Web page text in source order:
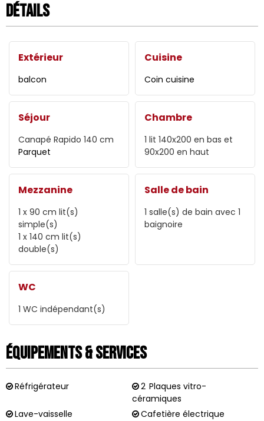
Détails
Extérieur
balcon
Cuisine
Coin cuisine
Séjour
Canapé Rapido 140 cm
Parquet
Chambre
1 lit 140x200 en bas et
90x200 en haut
Mezzanine
1 x 90 cm lit(s)
simple(s)
1 x 140 cm lit(s)
double(s)
Salle de bain
1 salle(s) de bain avec 1
baignoire
WC
1 WC indépendant(s)
Équipements & Services
Réfrigérateur 2 Plaques vitro-
céramiques
Lave-vaisselle
Cafetière électrique